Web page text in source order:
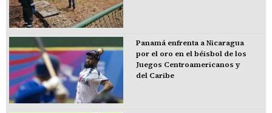
Panamá enfrenta a Nicaragua
por el oro en el béisbol de los
Juegos Centroamericanos y
del Caribe